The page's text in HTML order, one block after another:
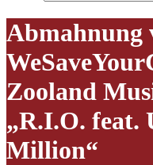
Abmahnung
Zooland
„R.I.O. feat.
Million“